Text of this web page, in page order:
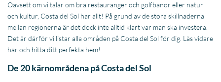
Oavsett om vi talar om bra restauranger och golfbanor eller natur
och kultur, Costa del Sol har allt! På grund av de stora skillnaderna
mellan regionerna är det dock inte alltid klart var man ska investera.
Det är därför vi listar alla områden på Costa del Sol för dig. Läs vidare
här och hitta ditt perfekta hem!
De 20 kärnområdena på Costa del Sol